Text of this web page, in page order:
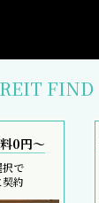
REIT FIND
0円～
択で
約